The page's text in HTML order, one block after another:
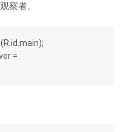
察者。